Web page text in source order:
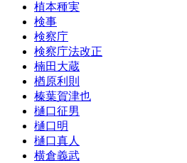
植本種実
検事
検察庁
検察庁法改正
楠田大蔵
楢原利則
榛葉賀津也
樋口征男
樋口明
樋口真人
横倉義武